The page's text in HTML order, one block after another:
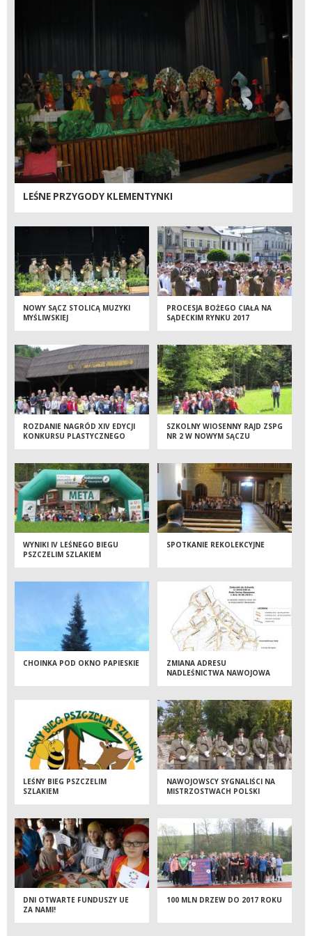
LEŚNE PRZYGODY KLEMENTYNKI
NOWY SĄCZ STOLICĄ MUZYKI
MYŚLIWSKIEJ
PROCESJA BOŻEGO CIAŁA NA
SĄDECKIM RYNKU 2017
ROZDANIE NAGRÓD XIV EDYCJI
KONKURSU PLASTYCZNEGO
SZKOLNY WIOSENNY RAJD ZSPG
NR 2 W NOWYM SĄCZU
WYNIKI IV LEŚNEGO BIEGU
PSZCZELIM SZLAKIEM
SPOTKANIE REKOLEKCYJNE
CHOINKA POD OKNO PAPIESKIE
ZMIANA ADRESU
NADLEŚNICTWA NAWOJOWA
LEŚNY BIEG PSZCZELIM
SZLAKIEM
NAWOJOWSCY SYGNALIŚCI NA
MISTRZOSTWACH POLSKI
DNI OTWARTE FUNDUSZY UE
ZA NAMI!
100 MLN DRZEW DO 2017 ROKU